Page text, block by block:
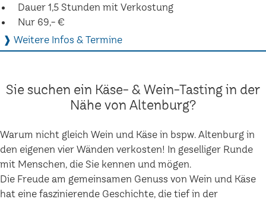
Dauer 1,5 Stunden mit Verkostung
Nur 69,- €
❱ Weitere Infos & Termine
Sie suchen ein Käse- & Wein-Tasting in der
Nähe von Altenburg?
Warum nicht gleich Wein und Käse in bspw. Altenburg in
den eigenen vier Wänden verkosten! In geselliger Runde
mit Menschen, die Sie kennen und mögen.
Die Freude am gemeinsamen Genuss von Wein und Käse
hat eine faszinierende Geschichte, die tief in der